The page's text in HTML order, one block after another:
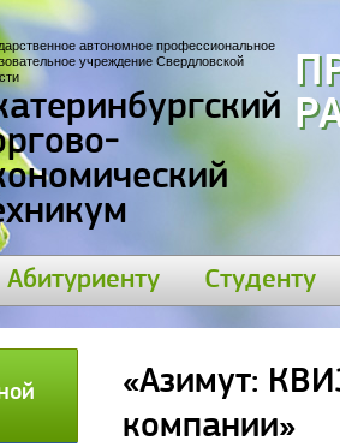
автономное профессиональное
учреждение Свердловской
Абитуриенту Студенту
«Азимут:
компании»